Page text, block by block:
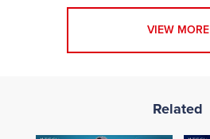
VIEW MORE
Related